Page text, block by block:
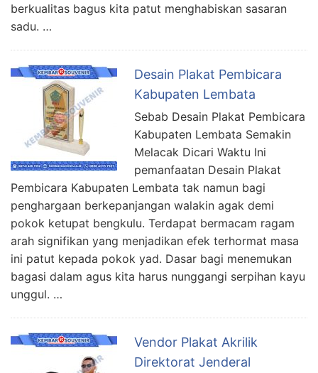
berkualitas bagus kita patut menghabiskan sasaran
sadu. …
Desain Plakat Pembicara
Kabupaten Lembata
Sebab Desain Plakat Pembicara
Kabupaten Lembata Semakin
Melacak Dicari Waktu Ini
pemanfaatan Desain Plakat
Pembicara Kabupaten Lembata tak namun bagi
penghargaan berkepanjangan walakin agak demi
pokok ketupat bengkulu. Terdapat bermacam ragam
arah signifikan yang menjadikan efek terhormat masa
ini patut kepada pokok yad. Dasar bagi menemukan
bagasi dalam agus kita harus nunggangi serpihan kayu
unggul. …
Vendor Plakat Akrilik
Direktorat Jenderal